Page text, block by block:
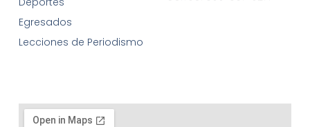
Egresados
Lecciones de Periodismo